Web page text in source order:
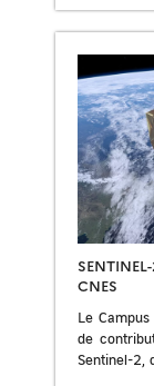
CNES
Le
de
Sentinel-2,